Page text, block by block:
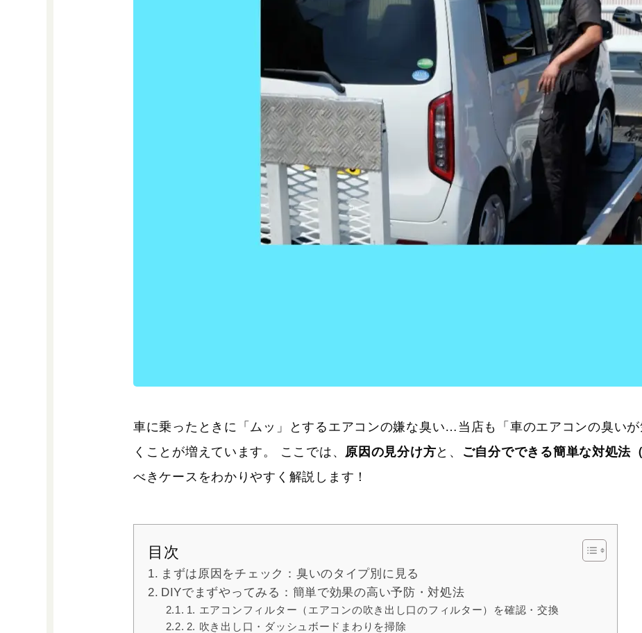
車に乗ったときに「ムッ」とするエアコンの嫌な臭い…当店も「車のエアコンの臭い
くことが増えています。 ここでは、 原因の見分け方と、 ご自分でできる簡単な対処法（
べきケースをわかりやすく解説します！
目次
まずは原因をチェック：臭いのタイプ別に見る
DIYでまずやってみる：簡単で効果の高い予防・対処法
1. エアコンフィルター（エアコンの吹き出し口のフィルター）を確認・交換
2. 吹き出し口・ダッシュボードまわりを掃除